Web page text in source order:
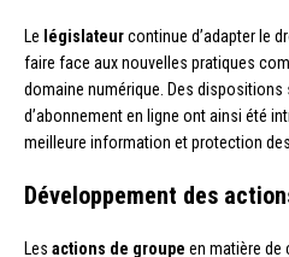
Le législateurcontinue d’adapter le
faire face aux nouvelles pratiques
domaine numérique. Des
d’abonnement en ligne ont ainsi été
meilleure information et protection
Développement des
Les actions de groupe en matière